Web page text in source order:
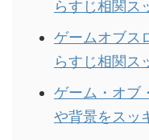
らすじ相関ス
ゲームオブス
らすじ相関ス
ゲーム・オブ
や背景をスッ